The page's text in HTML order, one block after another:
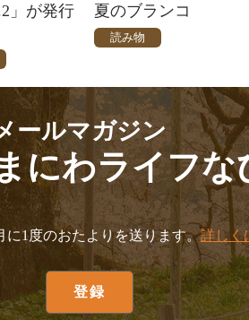
」が発行
夏のブランコ
読み物
ールマガジン
にわライフな
に1度のおたよりを送ります。詳しく